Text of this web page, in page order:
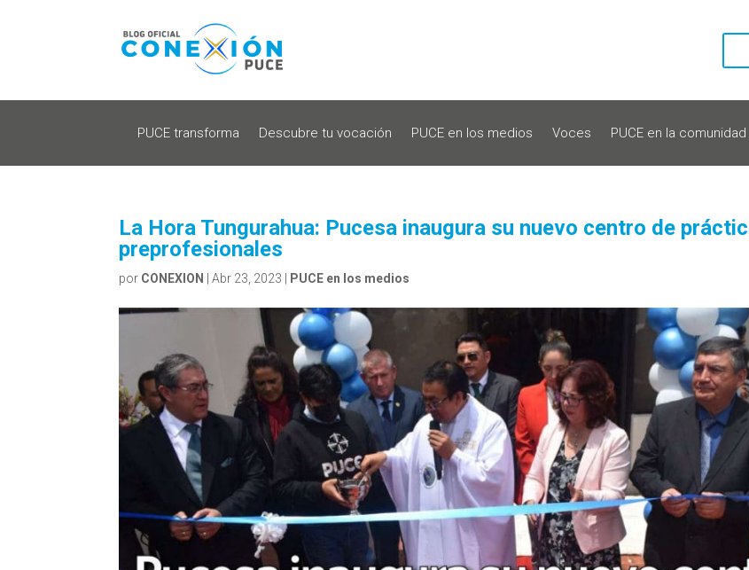
PUCE transforma Descubre tu vocación PUCE en los medios Voces PUCE en la comunidad
La Hora Tungurahua: Pucesa inaugura su nuevo centro de
preprofesionales
por CONEXION |Abr 23, 2023 PUCE en los medios